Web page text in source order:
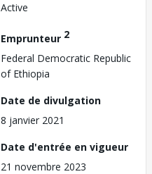
Active
Emprunteur 2
Federal Democratic Republic
of Ethiopia
Date de divulgation
8 janvier 2021
Date d'entrée en vigueur
21 novembre 2023